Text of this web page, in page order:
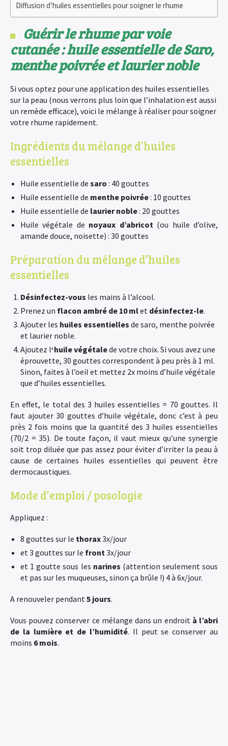
Diffusion d’huiles essentielles pour soigner le rhume
Guérir le rhume par voie
cutanée : huile essentielle de Saro,
menthe poivrée et laurier noble
Si vous optez pour une application des huiles essentielles
sur la peau (nous verrons plus loin que l’inhalation est aussi
un remède efficace), voici le mélange à réaliser pour soigner
votre rhume rapidement.
Ingrédients du mélange d’huiles
essentielles
Huile essentielle de saro : 40 gouttes
Huile essentielle de menthe poivrée: 10 gouttes
Huile essentielle de laurier noble: 20 gouttes
Huile végétale de noyaux d’abricot(ou huile d’olive,
amande douce, noisette) : 30 gouttes
Préparation du mélange d’huiles
essentielles
Désinfectez-vous les mains à l’alcool.
Prenez un flacon ambré de 10 mlet désinfectez-le.
Ajouter les huiles essentielles de saro, menthe poivrée
et laurier noble.
Ajoutez l‘huile végétalede votre choix. Si vous avez une
éprouvette, 30 gouttes correspondent à peu près à 1 ml.
Sinon, faites à l’oeil et mettez 2x moins d’huile végétale
que d’huiles essentielles.
En effet, le total des 3 huiles essentielles = 70 gouttes. Il
faut ajouter 30 gouttes d’huile végétale, donc c’est à peu
près 2 fois moins que la quantité des 3 huiles essentielles
(70/2 = 35). De toute façon, il vaut mieux qu’une synergie
soit trop diluée que pas assez pour éviter d’irriter la peau à
cause de certaines huiles essentielles qui peuvent être
dermocaustiques.
Mode d’emploi / posologie
Appliquez :
8 gouttes sur le thorax3x/jour
et 3 gouttes sur le front3x/jour
et 1 goutte sous les narines (attention seulement sous
et pas sur les muqueuses, sinon ça brûle !) 4 à 6x/jour.
A renouveler pendant5 jours.
Vous pouvez conserver ce mélange dans un endroit à l’abri
de la lumière et de l’humidité. Il peut se conserver au
moins 6 mois.